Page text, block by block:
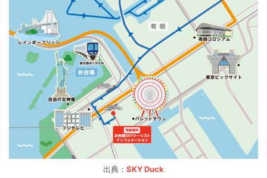
出典： SKY Duck